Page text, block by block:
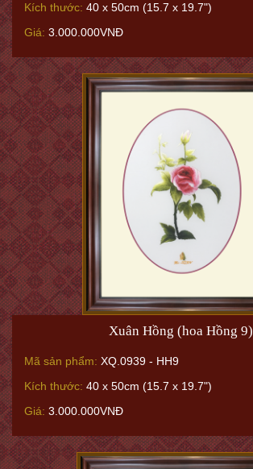
Kích thước: 40 x 50cm (15.7 x 19.7")
Giá: 3.000.000VNĐ
Xuân Hồng (hoa Hồng 9)
Mã sản phẩm: XQ.0939 - HH9
Kích thước: 40 x 50cm (15.7 x 19.7")
Giá: 3.000.000VNĐ